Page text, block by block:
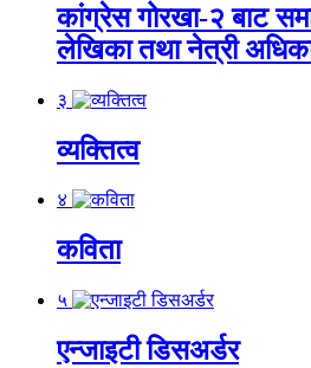
कांग्रेस गोरखा-२ बाट
लेखिका तथा नेत्री
३
व्यक्तित्व
४
कविता
५
एन्जाइटी डिसअर्डर